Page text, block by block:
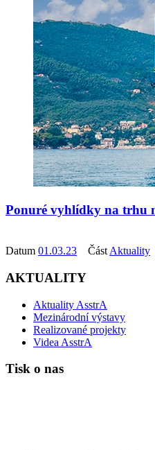
Ponuré vyhlídky na trhu
Datum 01.03.23 Část Aktuality
AKTUALITY
Aktuality AsstrA
Mezinárodní výstavy
Realizované projekty
Videa AsstrA
Tisk o nas